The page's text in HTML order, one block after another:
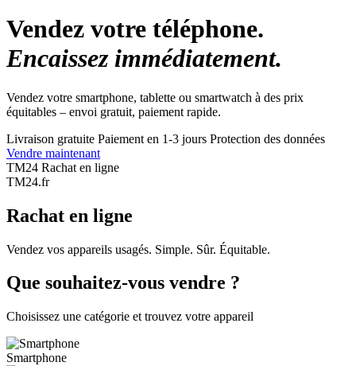
Vendez votre téléphone.
Encaissez immédiatement.
Vendez votre smartphone, tablette ou smartwatch à des prix
équitables – envoi gratuit, paiement rapide.
Livraison gratuite Paiement en 1-3 jours Protection des données
Vendre maintenant
TM24 Rachat en ligne
TM24.fr
Rachat en ligne
Vendez vos appareils usagés. Simple. Sûr. Équitable.
Que souhaitez-vous vendre ?
Choisissez une catégorie et trouvez votre appareil
Smartphone